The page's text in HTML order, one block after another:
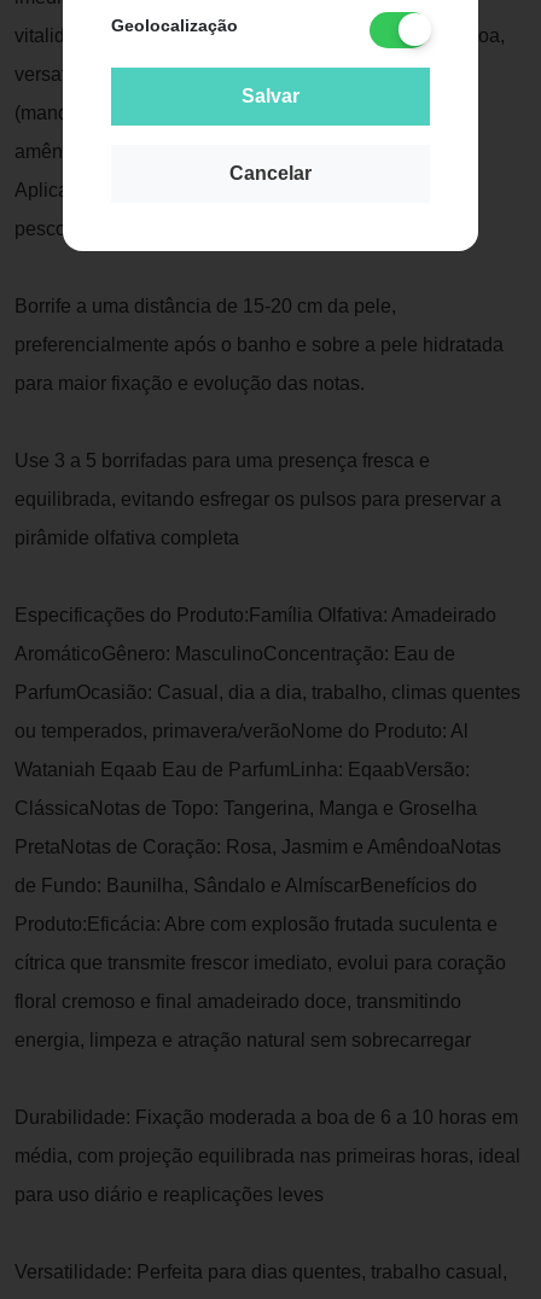
Geolocalização
Salvar
Cancelar
vitalidade, projeção equilibrada, fixação moderada a boa,
versatilidade diáriaIngredientes Principais: Tangerina
(mandarina), manga, groselha preta, rosa, jasmim,
amêndoa, baunilha, sândalo, almíscarModo de
Aplicação:Aplique o perfume nos pontos de pulsação:
pescoço, pulsos, atrás das orelhas e no peito.
Borrife a uma distância de 15-20 cm da pele,
preferencialmente após o banho e sobre a pele hidratada
para maior fixação e evolução das notas.
Use 3 a 5 borrifadas para uma presença fresca e
equilibrada, evitando esfregar os pulsos para preservar a
pirâmide olfativa completa
Especificações do Produto:Família Olfativa: Amadeirado
AromáticoGênero: MasculinoConcentração: Eau de
ParfumOcasião: Casual, dia a dia, trabalho, climas quentes
ou temperados, primavera/verãoNome do Produto: Al
Wataniah Eqaab Eau de ParfumLinha: EqaabVersão:
ClássicaNotas de Topo: Tangerina, Manga e Groselha
PretaNotas de Coração: Rosa, Jasmim e AmêndoaNotas
de Fundo: Baunilha, Sândalo e AlmíscarBenefícios do
Produto:Eficácia: Abre com explosão frutada suculenta e
cítrica que transmite frescor imediato, evolui para coração
floral cremoso e final amadeirado doce, transmitindo
energia, limpeza e atração natural sem sobrecarregar
Durabilidade: Fixação moderada a boa de 6 a 10 horas em
média, com projeção equilibrada nas primeiras horas, ideal
para uso diário e reaplicações leves
Versatilidade: Perfeita para dias quentes, trabalho casual,